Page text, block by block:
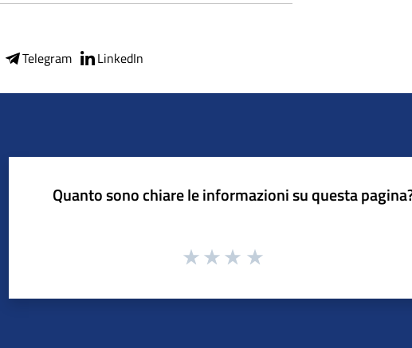
Telegram LinkedIn
Quanto sono chiare le informazioni su questa